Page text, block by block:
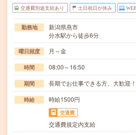
交通費別途支給あり 土日祝日が休み
勤務地
新潟県燕市
分水駅から徒歩6分
曜日頻度 月～金
時間 08:00～16:50
期間 長期でお仕事できる方、大歓迎！
時給 時給1500円
交通費
交通費規定内支給